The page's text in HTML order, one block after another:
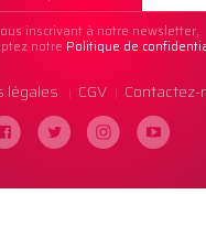
inscrivant à notre newsletter,
notre Politique de
légales | CGV | Contactez-